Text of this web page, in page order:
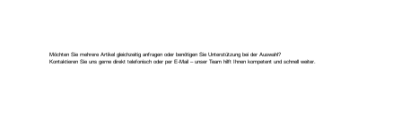
Möchten Sie mehrere Artikel gleichzeitig anfragen oder benötigen Sie Unterstützung bei der Auswahl?
Kontaktieren Sie uns gerne direkt telefonisch oder per E-Mail – unser Team hilft Ihnen kompetent und schnell weiter.